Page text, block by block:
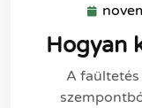
Hogyan
A